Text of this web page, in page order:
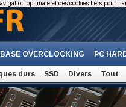
BASE OVERCLOCKING PC
durs SSD Divers Tout
optimale et des cookies tiers pour